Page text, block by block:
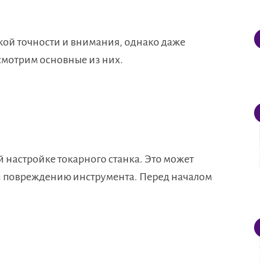
точности и внимания, однако даже
основные из них.
токарного станка. Это может
повреждению инструмента. Перед началом